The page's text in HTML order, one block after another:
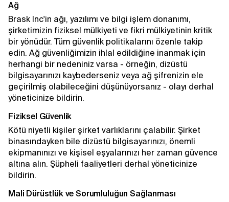
Ağ
Brask Inc'in ağı, yazılımı ve bilgi işlem donanımı,
şirketimizin fiziksel mülkiyeti ve fikri mülkiyetinin kritik
bir yönüdür. Tüm güvenlik politikalarını özenle takip
edin. Ağ güvenliğimizin ihlal edildiğine inanmak için
herhangi bir nedeniniz varsa - örneğin, dizüstü
bilgisayarınızı kaybederseniz veya ağ şifrenizin ele
geçirilmiş olabileceğini düşünüyorsanız - olayı derhal
yöneticinize bildirin.
Fiziksel Güvenlik
Kötü niyetli kişiler şirket varlıklarını çalabilir. Şirket
binasındayken bile dizüstü bilgisayarınızı, önemli
ekipmanınızı ve kişisel eşyalarınızı her zaman güvence
altına alın. Şüpheli faaliyetleri derhal yöneticinize
bildirin.
Mali Dürüstlük ve Sorumluluğun Sağlanması